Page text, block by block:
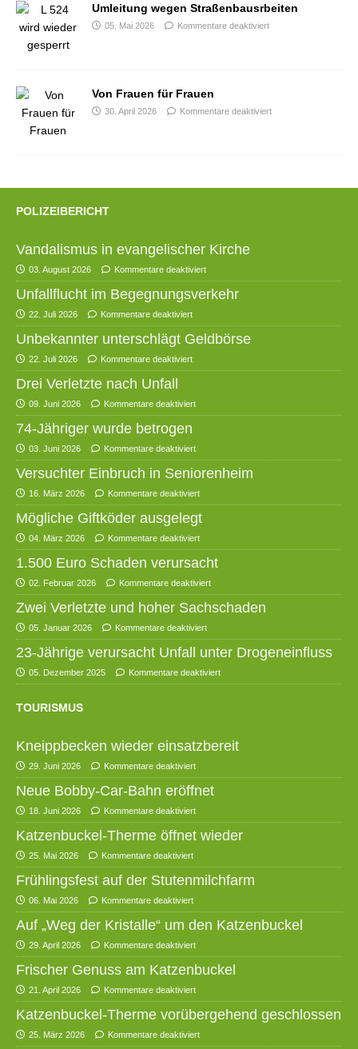
Umleitung wegen Straßenbausrbeiten
05. Mai 2026 Kommentare deaktiviert
Von Frauen für Frauen
30. April 2026 Kommentare deaktiviert
POLIZEIBERICHT
Vandalismus in evangelischer Kirche
03. August 2026 Kommentare deaktiviert
Unfallflucht im Begegnungsverkehr
22. Juli 2026 Kommentare deaktiviert
Unbekannter unterschlägt Geldbörse
22. Juli 2026 Kommentare deaktiviert
Drei Verletzte nach Unfall
09. Juni 2026 Kommentare deaktiviert
74-Jähriger wurde betrogen
03. Juni 2026 Kommentare deaktiviert
Versuchter Einbruch in Seniorenheim
16. März 2026 Kommentare deaktiviert
Mögliche Giftköder ausgelegt
04. März 2026 Kommentare deaktiviert
1.500 Euro Schaden verursacht
02. Februar 2026 Kommentare deaktiviert
Zwei Verletzte und hoher Sachschaden
05. Januar 2026 Kommentare deaktiviert
23-Jährige verursacht Unfall unter Drogeneinfluss
05. Dezember 2025 Kommentare deaktiviert
TOURISMUS
Kneippbecken wieder einsatzbereit
29. Juni 2026 Kommentare deaktiviert
Neue Bobby-Car-Bahn eröffnet
18. Juni 2026 Kommentare deaktiviert
Katzenbuckel-Therme öffnet wieder
25. Mai 2026 Kommentare deaktiviert
Frühlingsfest auf der Stutenmilchfarm
06. Mai 2026 Kommentare deaktiviert
Auf „Weg der Kristalle“ um den Katzenbuckel
29. April 2026 Kommentare deaktiviert
Frischer Genuss am Katzenbuckel
21. April 2026 Kommentare deaktiviert
Katzenbuckel-Therme vorübergehend geschlossen
25. März 2026 Kommentare deaktiviert